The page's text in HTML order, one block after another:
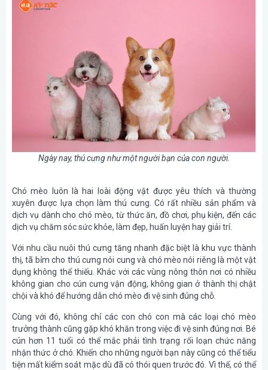
Ngày nay, thú cưng như một người bạn của con người.
Chó mèo luôn là hai loài động vật được yêu thích và thường
xuyên được lựa chọn làm thú cưng. Có rất nhiều sản phẩm và
dịch vụ dành cho chó mèo, từ thức ăn, đồ chơi, phụ kiện, đến các
dịch vụ chăm sóc sức khỏe, làm đẹp, huấn luyện hay giải trí.
Với nhu cầu nuôi thú cưng tăng nhanh đặc biệt là khu vực thành
thị, tã bỉm cho thú cưng nói cung và chó mèo nói riêng là một vật
dụng không thể thiếu. Khác với các vùng nông thôn nơi có nhiều
không gian cho cún cưng vận động, không gian ở thành thị chật
chội và khó để hướng dẫn chó mèo đi vệ sinh đúng chỗ.
Cùng với đó, không chỉ các con chó con mà các loại chó mèo
trưởng thành cũng gặp khó khăn trong việc đi vệ sinh đúng nơi. Bé
cún hơn 11 tuổi có thể mắc phải tình trạng rối loạn chức năng
nhận thức ở chó. Khiến cho những người bạn này cũng có thể tiểu
tiện mất kiểm soát mặc dù đã có thói quen trước đó. Vì thế, có thể